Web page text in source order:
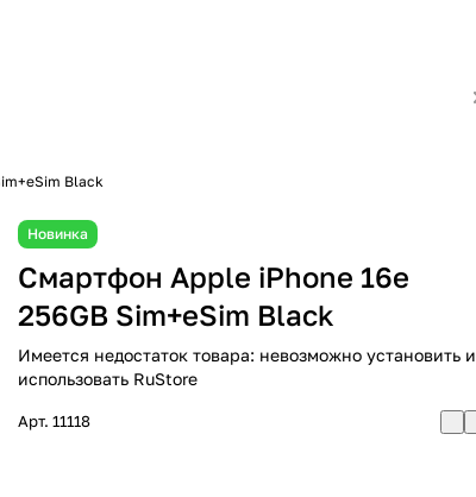
Black
Новинка
Смартфон Apple iPhone 16e
256GB Sim+eSim Black
Имеется недостаток товара: невозможно установить и
использовать RuStore
Арт.11118